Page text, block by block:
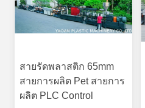
สายรัดพลาสติก 65mm
สายการผลิต Pet สายการ
ผลิต PLC Control